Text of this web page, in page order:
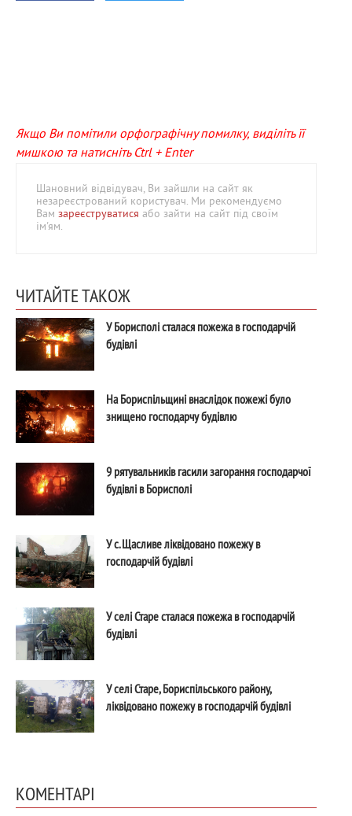
Якщо Ви помітили орфографічну помилку, виділіть її
мишкою та натисніть Ctrl + Enter
Шановний відвідувач, Ви зайшли на сайт як
незареєстрований користувач. Ми рекомендуємо
Вам зареєструватися або зайти на сайт під своїм
ім'ям.
ЧИТАЙТЕ ТАКОЖ
У Борисполі сталася пожежа в господарчій
будівлі
На Бориспільщині внаслідок пожежі було
знищено господарчу будівлю
9 рятувальників гасили загорання господарчої
будівлі в Борисполі
У с. Щасливе ліквідовано пожежу в
господарчій будівлі
У селі Старе сталася пожежа в господарчій
будівлі
У селі Старе, Бориспільського району,
ліквідовано пожежу в господарчій будівлі
КОМЕНТАРІ